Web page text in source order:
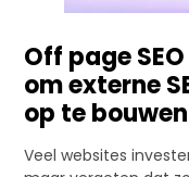
Off page
om externe
op te bouwen
Veel websites